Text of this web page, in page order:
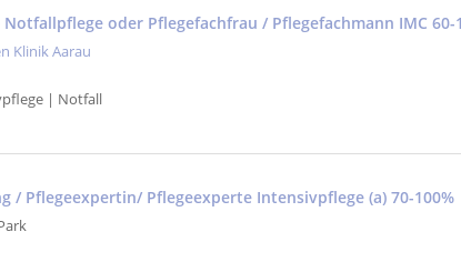
oder Pflegefachfrau / Pflegefachmann IMC 60-
Klinik Aarau
| Notfall
/ Pflegeexpertin/ Pflegeexperte Intensivpflege (a) 70-100%